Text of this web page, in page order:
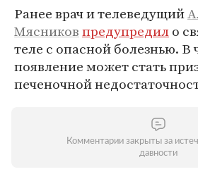
Ранее врач и телеведущий
Мясниковпредупредило
теле с опасной болезнью. В
появление может стать
печеночной
Комментарии закрыты за
давности